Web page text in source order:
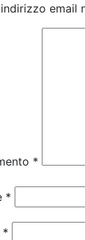
email
*
*
*